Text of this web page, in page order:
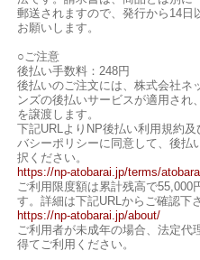
郵送されますので、発行から14日
お願いします。
○ご注意
後払い手数料：248円
後払いのご注文には、株式会社ネ
ンズの後払いサービスが適用され
を譲渡します。
下記URLよりNP後払い利用規約
バシーポリシーに同意して、後払
択ください。
https://np-atobarai.jp/terms/
ご利用限度額は累計残高で55,000
す。詳細は下記URLからご確認下
https://np-atobarai.jp/about/
ご利用者が未成年の場合、法定代
得てご利用ください。